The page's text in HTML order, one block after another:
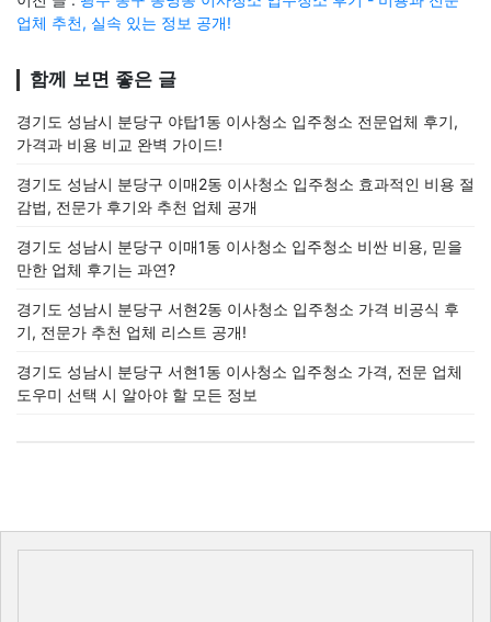
업체 추천, 실속 있는 정보 공개!
함께 보면 좋은 글
경기도 성남시 분당구 야탑1동 이사청소 입주청소 전문업체 후기,
가격과 비용 비교 완벽 가이드!
경기도 성남시 분당구 이매2동 이사청소 입주청소 효과적인 비용 절
감법, 전문가 후기와 추천 업체 공개
경기도 성남시 분당구 이매1동 이사청소 입주청소 비싼 비용, 믿을
만한 업체 후기는 과연?
경기도 성남시 분당구 서현2동 이사청소 입주청소 가격 비공식 후
기, 전문가 추천 업체 리스트 공개!
경기도 성남시 분당구 서현1동 이사청소 입주청소 가격, 전문 업체
도우미 선택 시 알아야 할 모든 정보